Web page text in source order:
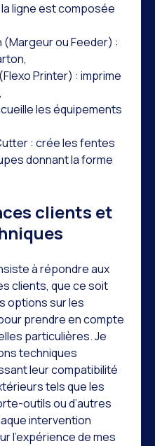
ligne est composée
(Margeur ou Feeder) :
Printer) : imprime
les équipements
: crée les fentes
donnant la forme
clients et
à répondre aux
clients, que ce soit
options sur les
prendre en compte
particulières. Je
techniques
leur compatibilité
tels que les
outils ou d’autres
intervention
l’expérience de mes